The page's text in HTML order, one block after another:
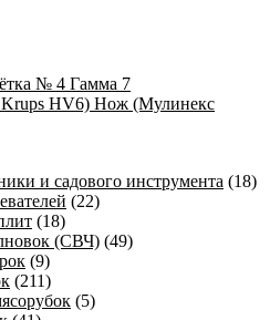
№ 4 Гамма 7
Нож (Мулинекс
и садового инструмента (18)
(22)
(18)
(СВЧ) (49)
(9)
(211)
(5)